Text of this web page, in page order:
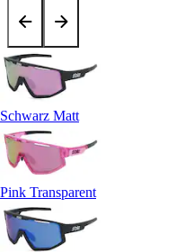
Schwarz Matt
Pink Transparent